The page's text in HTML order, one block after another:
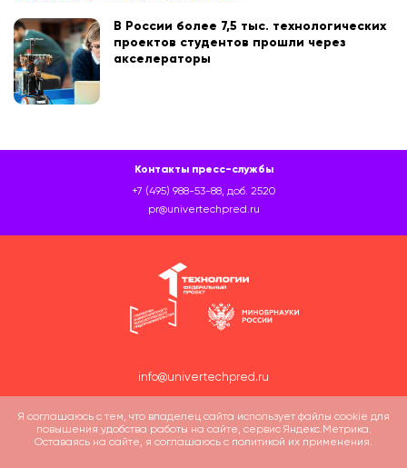
В России более 7,5 тыс. технологических
проектов студентов прошли через
акселераторы
Контакты пресс-службы
+7 (495) 988-53-88, доб. 2520
pr@univertechpred.ru
info@univertechpred.ru
Я соглашаюсь с тем, что владелец сайта использует файлы cookie для
повышения удобства работы на сайте, сервис Яндекс.Метрика.
Оставаясь на сайте, я соглашаюсь с политикой их применения.